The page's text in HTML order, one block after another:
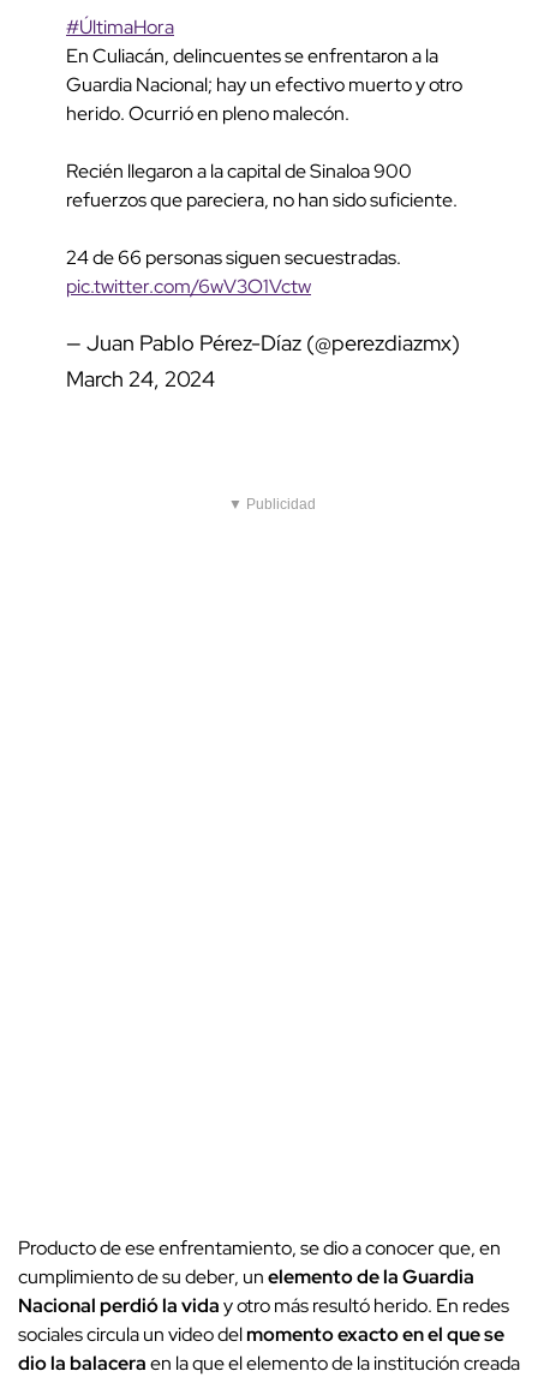
#ÚltimaHora
En Culiacán, delincuentes se enfrentaron a la
Guardia Nacional; hay un efectivo muerto y otro
herido. Ocurrió en pleno malecón.
Recién llegaron a la capital de Sinaloa 900
refuerzos que pareciera, no han sido suficiente.
24 de 66 personas siguen secuestradas.
pic.twitter.com/6wV3O1Vctw
— Juan Pablo Pérez-Díaz (@perezdiazmx)
March 24, 2024
▼ Publicidad
Producto de ese enfrentamiento, se dio a conocer que, en
cumplimiento de su deber, unelemento de la Guardia
Nacional perdió la viday otro más resultó herido. En redes
sociales circula un video delmomento exacto en el que se
dio la balaceraen la que el elemento de la institución creada